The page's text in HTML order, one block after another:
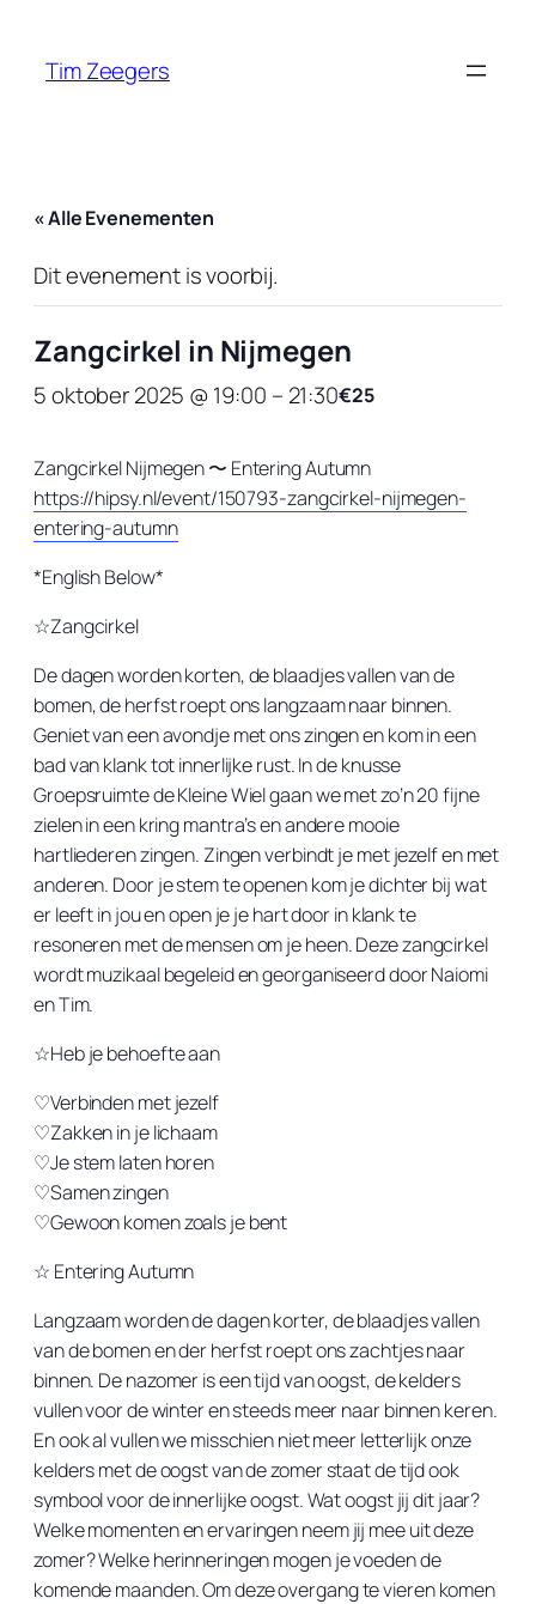
Tim Zeegers
« Alle Evenementen
Dit evenement is voorbij.
Zangcirkel in Nijmegen
5 oktober 2025 @ 19:00 – 21:30€25
Zangcirkel Nijmegen 〜 Entering Autumn
https://hipsy.nl/event/150793-zangcirkel-nijmegen-
entering-autumn
*English Below*
☆Zangcirkel
De dagen worden korten, de blaadjes vallen van de
bomen, de herfst roept ons langzaam naar binnen.
Geniet van een avondje met ons zingen en kom in een
bad van klank tot innerlijke rust. In de knusse
Groepsruimte de Kleine Wiel gaan we met zo’n 20 fijne
zielen in een kring mantra’s en andere mooie
hartliederen zingen. Zingen verbindt je met jezelf en met
anderen. Door je stem te openen kom je dichter bij wat
er leeft in jou en open je je hart door in klank te
resoneren met de mensen om je heen. Deze zangcirkel
wordt muzikaal begeleid en georganiseerd door Naiomi
en Tim.
☆Heb je behoefte aan
♡Verbinden met jezelf
♡Zakken in je lichaam
♡Je stem laten horen
♡Samen zingen
♡Gewoon komen zoals je bent
☆ Entering Autumn
Langzaam worden de dagen korter, de blaadjes vallen
van de bomen en der herfst roept ons zachtjes naar
binnen. De nazomer is een tijd van oogst, de kelders
vullen voor de winter en steeds meer naar binnen keren.
En ook al vullen we misschien niet meer letterlijk onze
kelders met de oogst van de zomer staat de tijd ook
symbool voor de innerlijke oogst. Wat oogst jij dit jaar?
Welke momenten en ervaringen neem jij mee uit deze
zomer? Welke herinneringen mogen je voeden de
komende maanden. Om deze overgang te vieren komen